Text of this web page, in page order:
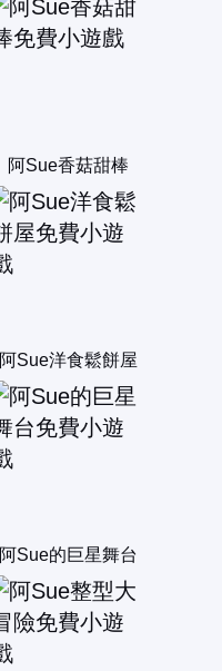
阿Sue香菇甜棒
阿Sue洋食鬆餅屋
阿Sue的巨星舞台